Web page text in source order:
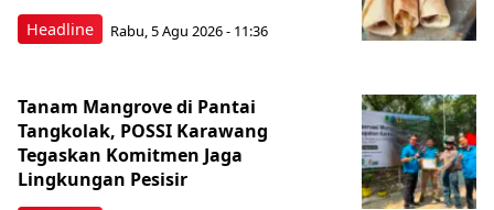
Headline Rabu, 5 Agu 2026 - 11:36
Tanam Mangrove di Pantai
Tangkolak, POSSI Karawang
Tegaskan Komitmen Jaga
Lingkungan Pesisir